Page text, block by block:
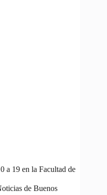
a 19 en la Facultad de
de Buenos